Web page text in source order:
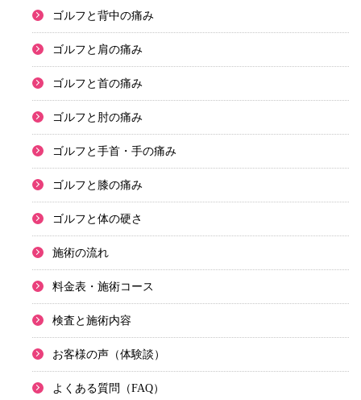
ゴルフと背中の痛み
ゴルフと肩の痛み
ゴルフと首の痛み
ゴルフと肘の痛み
ゴルフと手首・手の痛み
ゴルフと膝の痛み
ゴルフと体の硬さ
施術の流れ
料金表・施術コース
検査と施術内容
お客様の声（体験談）
よくある質問（FAQ）